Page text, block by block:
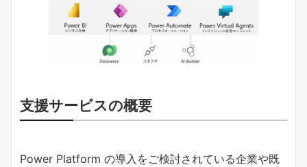
支援サービスの概要
Power Platform の導入をご検討されている企業や既